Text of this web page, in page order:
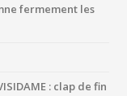
fermement les
: clap de fin